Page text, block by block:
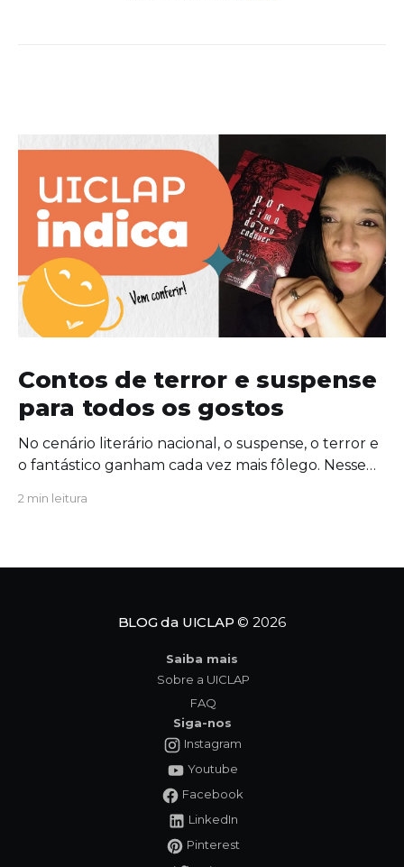
Contos de terror e suspense
para todos os gostos
No cenário literário nacional, o suspense, o terror e
o fantástico ganham cada vez mais fôlego. Nesse
primeira coletânea de contos do gênero: Por cima
sombras da
2 min leitura
BLOG da UICLAP © 2026
Saiba mais
Sobre a UICLAP
FAQ
Siga-nos
Instagram
Youtube
Facebook
LinkedIn
Pinterest